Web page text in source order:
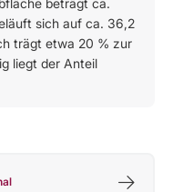
sich auf ca. 36,2
trägt etwa 20 % zur
liegt der Anteil